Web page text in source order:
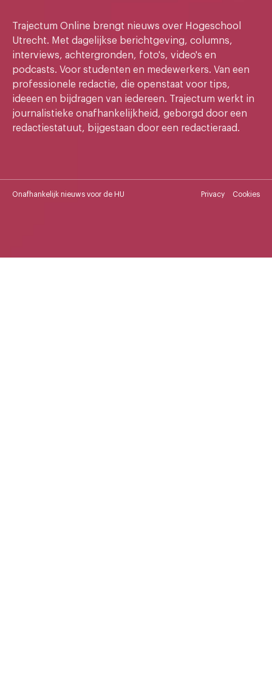
Trajectum Online brengt nieuws over Hogeschool
Utrecht. Met dagelijkse berichtgeving, columns,
interviews, achtergronden, foto's, video's en
podcasts. Voor studenten en medewerkers. Van een
professionele redactie, die openstaat voor tips,
ideeen en bijdragen van iedereen. Trajectum werkt in
journalistieke onafhankelijkheid, geborgd door een
redactiestatuut, bijgestaan door een redactieraad.
Onafhankelijk nieuws voor de HU Privacy Cookies